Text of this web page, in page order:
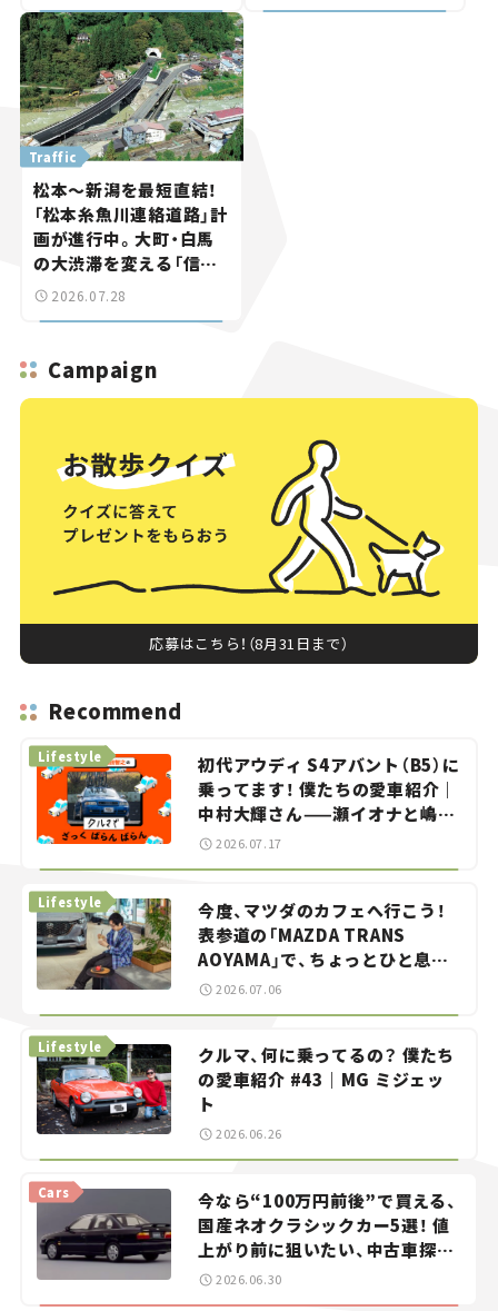
計画】
Traffic
松本～新潟を最短直結！
「松本糸魚川連絡道路」計
画が進行中。大町・白馬
の大渋滞を変える「信号
ゼロ」バイパスも事業化
2026.07.28
Campaign
応募はこちら！（8月31日まで）
Recommend
初代アウディ S4アバント（B5）に
乗ってます！ 僕たちの愛車紹介｜
中村大輝さん——瀬イオナと嶋田
智之の「クルマでざっくばらんば
Lifestyle
2026.07.17
今度、マツダのカフェへ行こう！
表参道の「MAZDA TRANS
AOYAMA」で、ちょっとひと息。
——連載｜CCGとクルマでどうす
Lifestyle
2026.07.06
クルマ、何に乗ってるの？ 僕たち
の愛車紹介 #43｜MG ミジェッ
ト
Lifestyle
2026.06.26
今なら“100万円前後”で買える、
国産ネオクラシックカー5選！ 値
上がり前に狙いたい、中古車探し
をお手伝い――ちょっとイケてるマ
Cars
2026.06.30